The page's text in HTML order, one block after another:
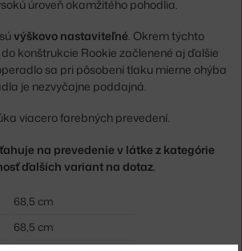
úroveň okamžitého pohodlia.
výškovo nastaviteľné. Okrem týchto
konštrukcie Rookie začlenené aj ďalšie
sa pri pôsobení tlaku mierne ohýba
je nezvyčajne poddajná.
viacero farebných prevedení.
na prevedenie v látke z kategórie
ďalších variant na dotaz.
68,5 cm
68,5 cm